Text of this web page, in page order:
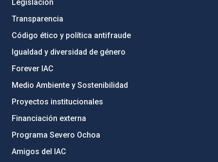
Legislación
Transparencia
Código ético y política antifraude
Igualdad y diversidad de género
Forever IAC
Medio Ambiente y Sostenibilidad
Proyectos institucionales
Financiación externa
Programa Severo Ochoa
Amigos del IAC